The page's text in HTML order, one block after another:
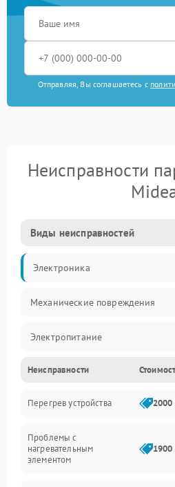
Отправляя, Вы соглашаетесь с
Неисправности
Виды неисправностей
Электроника
Механические повреждения
Электропитание
Парообразование
Герметичность
Механика
Неисправности
Перегрев устройства 2000
Проблемы с
нагревательным
элементом
1900